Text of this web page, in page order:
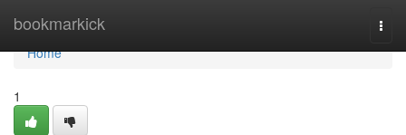
bookmarkick
Home
Home
1